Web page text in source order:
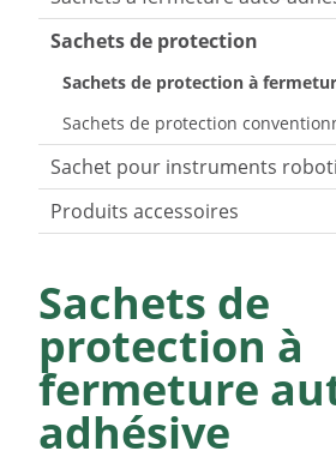
Sachets de protection
Sachets de protection à
Sachets de protection
Sachet pour instruments
Produits accessoires
Sachets de
protection à
fermeture
adhésive